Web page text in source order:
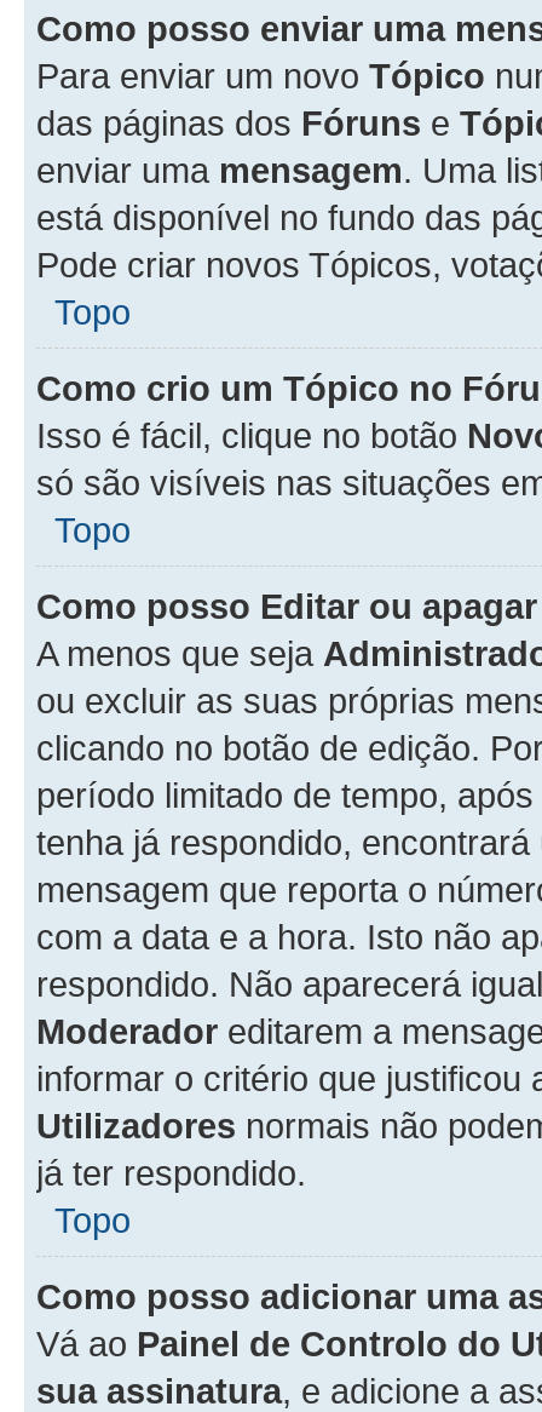
Como posso enviar uma
Para enviar um novo Tópico
das páginas dos Fóruns e
enviar uma mensagem. Uma
está disponível no fundo das
Pode criar novos Tópicos,
Topo
Como crio um Tópico no
Isso é fácil, clique no botão
só são visíveis nas situações
Topo
Como posso Editar ou
A menos que seja
ou excluir as suas próprias
clicando no botão de edição.
período limitado de tempo,
tenha já respondido,
mensagem que reporta o
com a data e a hora. Isto não
respondido. Não aparecerá
Moderador editarem a
informar o critério que
Utilizadores normais não
já ter respondido.
Topo
Como posso adicionar uma
Vá ao Painel de Controlo do
sua assinatura, e adicione a